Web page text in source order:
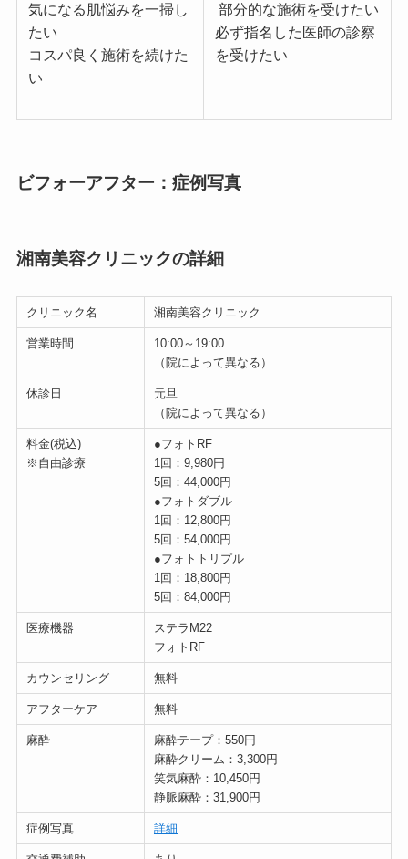
気になる肌悩みを一掃し
たい
コスパ良く施術を続けた
い
部分的な施術を受けたい
必ず指名した医師の診察
を受けたい
ビフォーアフター：症例写真
湘南美容クリニックの詳細
クリニック名 湘南美容クリニック
営業時間
10:00～19:00
（院によって異なる）
休診日
元旦
（院によって異なる）
料金(税込)
※自由診療
●フォトRF
1回：9,980円
5回：44,000円
●フォトダブル
1回：12,800円
5回：54,000円
●フォトトリプル
1回：18,800円
5回：84,000円
医療機器
ステラM22
フォトRF
カウンセリング 無料
アフターケア 無料
麻酔
麻酔テープ：550円
麻酔クリーム：3,300円
笑気麻酔：10,450円
静脈麻酔：31,900円
症例写真 詳細